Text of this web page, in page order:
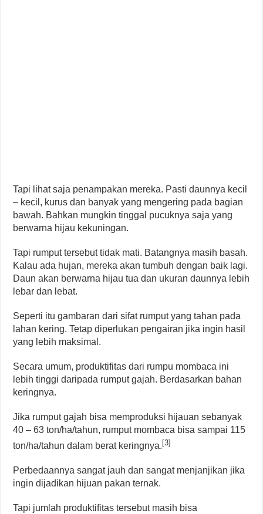
Tapi lihat saja penampakan mereka. Pasti daunnya kecil
– kecil, kurus dan banyak yang mengering pada bagian
bawah. Bahkan mungkin tinggal pucuknya saja yang
berwarna hijau kekuningan.
Tapi rumput tersebut tidak mati. Batangnya masih basah.
Kalau ada hujan, mereka akan tumbuh dengan baik lagi.
Daun akan berwarna hijau tua dan ukuran daunnya lebih
lebar dan lebat.
Seperti itu gambaran dari sifat rumput yang tahan pada
lahan kering. Tetap diperlukan pengairan jika ingin hasil
yang lebih maksimal.
Secara umum, produktifitas dari rumpu mombaca ini
lebih tinggi daripada rumput gajah. Berdasarkan bahan
keringnya.
Jika rumput gajah bisa memproduksi hijauan sebanyak
40 – 63 ton/ha/tahun, rumput mombaca bisa sampai 115
ton/ha/tahun dalam berat keringnya. [3]
Perbedaannya sangat jauh dan sangat menjanjikan jika
ingin dijadikan hijuan pakan ternak.
Tapi jumlah produktifitas tersebut masih bisa